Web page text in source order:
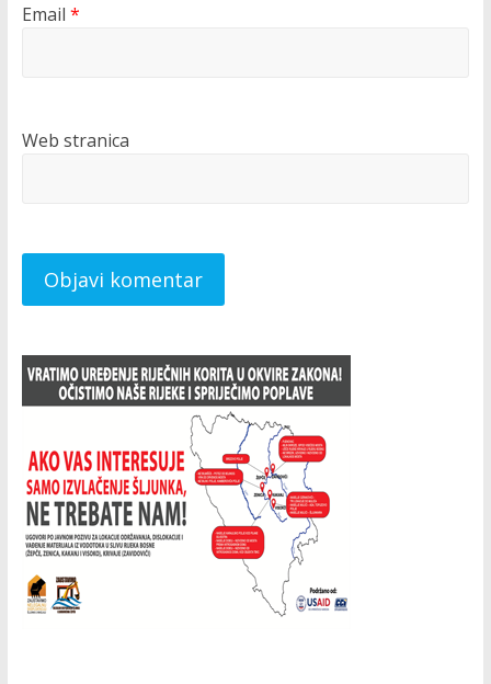
Email *
Web stranica